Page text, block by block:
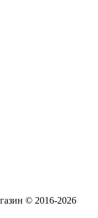
© 2016-2026